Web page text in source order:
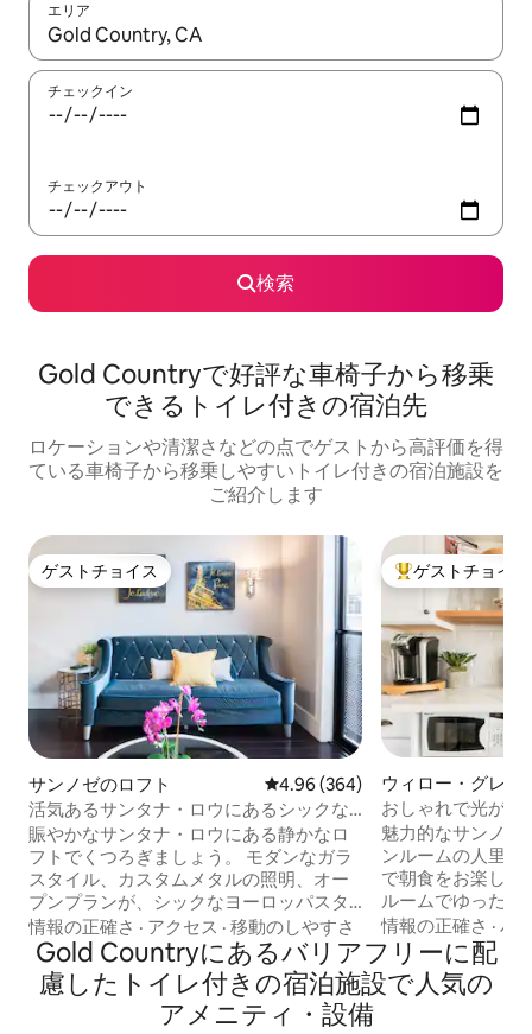
エリア
検索結果が表示されたら、上下の矢印キーを使って移動するか
チェックイン
チェックアウト
検索
Gold Countryで好評な車椅子から移乗
できるトイレ付きの宿泊先
ロケーションや清潔さなどの点でゲストから高評価を得
ている車椅子から移乗しやすいトイレ付きの宿泊施設を
ご紹介します
ゲストチョイス
ゲストチョイス
サンノゼのロフト レビュー364件、5つ星中4.96つ
4.96 (364)
活気あるサンタナ・ロウにあるシックな
ロフトでワイン冷蔵庫をいっぱいにしよ
う
賑やかなサンタナ・ロウにある静かなロ
フトでくつろぎましょう。 モダンなガラ
スタイル、カスタムメタルの照明、オー
プンプランが、シックなヨーロッパスタ
イルの魅力を備えた落ち着いた光溢れる
空間を演出します。 ヤシの木々に囲まれ
た居心地の良いビストロテーブルでリラ
ックスしましょう。 建物の住宅所有者組
合によって課された厳しい要件を満たす
情報の正確さ · アクセス · 移動のしやすさ
大好評のゲスト
ゲストチョイス
ウィロー・グレン
おしゃれで光がた
魅力的なサンノゼ
ンルームの人里離
で朝食をお楽しみ
ルームでゆったり
の下のアンティー
がらくつろぎ、ま
が施された木製ベ
う。 コテージは完全に改装されました。
情報の正確さ ·バ
Gold Countryにあるバリアフリーに配
慮したトイレ付きの宿泊施設で人気の
アメニティ・設備